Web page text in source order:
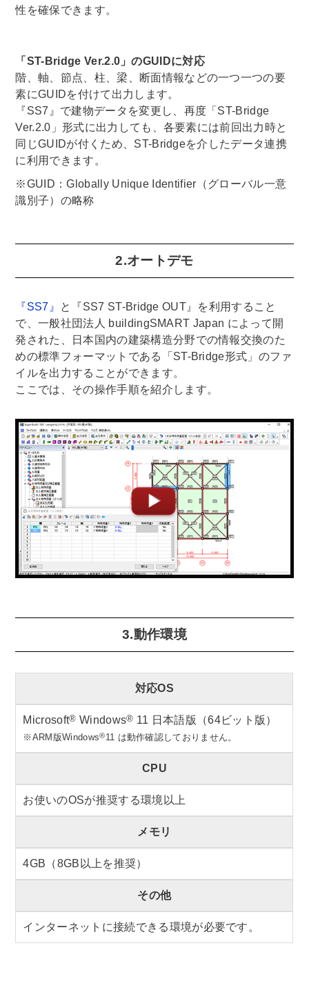
性を確保できます。
「ST-Bridge Ver.2.0」のGUIDに対応
階、軸、節点、柱、梁、断面情報などの一つ一つの要
素にGUIDを付けて出力します。
『SS7』で建物データを変更し、再度「ST-Bridge
Ver.2.0」形式に出力しても、各要素には前回出力時と
同じGUIDが付くため、ST-Bridgeを介したデータ連携
に利用できます。
※GUID：Globally Unique Identifier（グローバル一意
識別子）の略称
2.オートデモ
『SS7』
と『SS7 ST-Bridge OUT』を利用すること
で、一般社団法人 buildingSMART Japan によって開
発された、日本国内の建築構造分野での情報交換のた
めの標準フォーマットである「ST-Bridge形式」のファ
イルを出力することができます。
ここでは、その操作手順を紹介します。
3.動作環境
対応OS
Microsoft® Windows® 11 日本語版（64ビット版）
※ARM版Windows®11 は動作確認しておりません。
CPU
お使いのOSが推奨する環境以上
メモリ
4GB（8GB以上を推奨）
その他
インターネットに接続できる環境が必要です。